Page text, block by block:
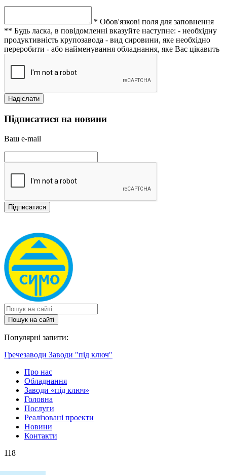
* Обов'язкові поля для заповнення
** Будь ласка, в повідомленні вказуйте наступне: - необхідну
продуктивність крупозавода - вид сировини, яке необхідно
переробити - або найменування обладнання, яке Вас цікавить
Підписатися на новини
Ваш e-mail
Пошук на сайтi
Популярні запити:
Гречезаводи Заводи "під ключ"
Про нас
Обладнання
Заводи «під ключ»
Головна
Послуги
Реалізовані проекти
Новини
Контакти
118